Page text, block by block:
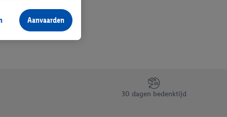
30 dagen bedenktijd
producten waarin
voegen, maar het
als er met behulp
Door op
informatie,
Aanvaarden